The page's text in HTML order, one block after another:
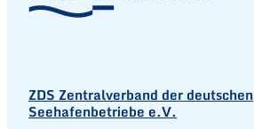
ZDS Zentralverband der deutschen
Seehafenbetriebe e.V.